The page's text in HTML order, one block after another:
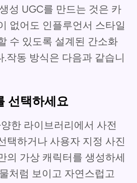
성 UGC를 만드는 것은 카
없어도 인플루언서 스타일
수 있도록 설계된 간소화
작동 방식은 다음과 같습니
선택하세요
한 라이브러리에서 사전
택하거나 사용자 지정 사진
의 가상 캐릭터를 생성하세
처럼 보이고 자연스럽고